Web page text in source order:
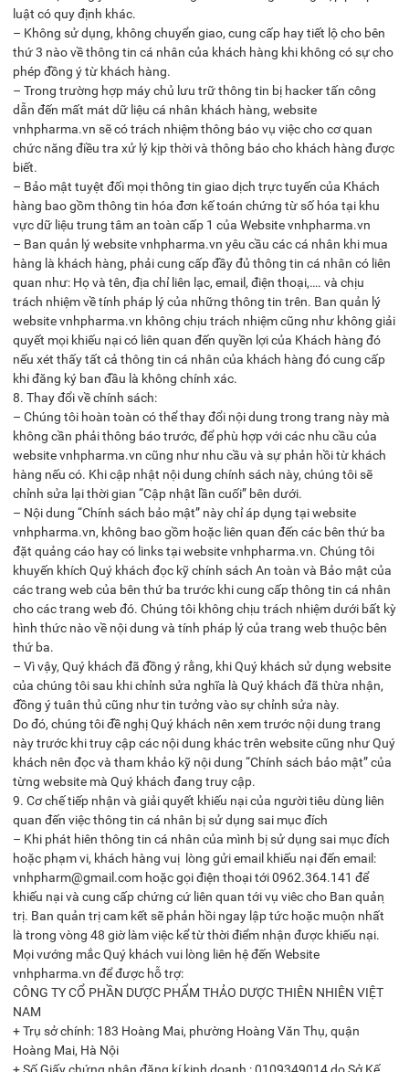
luật có quy định khác.
– Không sử dụng, không chuyển giao, cung cấp hay tiết lộ cho bên
thứ 3 nào về thông tin cá nhân của khách hàng khi không có sự cho
phép đồng ý từ khách hàng.
– Trong trường hợp máy chủ lưu trữ thông tin bị hacker tấn công
dẫn đến mất mát dữ liệu cá nhân khách hàng, website
vnhpharma.vn sẽ có trách nhiệm thông báo vụ việc cho cơ quan
chức năng điều tra xử lý kịp thời và thông báo cho khách hàng được
biết.
– Bảo mật tuyệt đối mọi thông tin giao dịch trực tuyến của Khách
hàng bao gồm thông tin hóa đơn kế toán chứng từ số hóa tại khu
vực dữ liệu trung tâm an toàn cấp 1 của Website vnhpharma.vn
– Ban quản lý website vnhpharma.vn yêu cầu các cá nhân khi mua
hàng là khách hàng, phải cung cấp đầy đủ thông tin cá nhân có liên
quan như: Họ và tên, địa chỉ liên lạc, email, điện thoại,…. và chịu
trách nhiệm về tính pháp lý của những thông tin trên. Ban quản lý
website vnhpharma.vn không chịu trách nhiệm cũng như không giải
quyết mọi khiếu nại có liên quan đến quyền lợi của Khách hàng đó
nếu xét thấy tất cả thông tin cá nhân của khách hàng đó cung cấp
khi đăng ký ban đầu là không chính xác.
8. Thay đổi về chính sách:
– Chúng tôi hoàn toàn có thể thay đổi nội dung trong trang này mà
không cần phải thông báo trước, để phù hợp với các nhu cầu của
website vnhpharma.vn cũng như nhu cầu và sự phản hồi từ khách
hàng nếu có. Khi cập nhật nội dung chính sách này, chúng tôi sẽ
chỉnh sửa lại thời gian “Cập nhật lần cuối” bên dưới.
– Nội dung “Chính sách bảo mật” này chỉ áp dụng tại website
vnhpharma.vn, không bao gồm hoặc liên quan đến các bên thứ ba
đặt quảng cáo hay có links tại website vnhpharma.vn. Chúng tôi
khuyến khích Quý khách đọc kỹ chính sách An toàn và Bảo mật của
các trang web của bên thứ ba trước khi cung cấp thông tin cá nhân
cho các trang web đó. Chúng tôi không chịu trách nhiệm dưới bất kỳ
hình thức nào về nội dung và tính pháp lý của trang web thuộc bên
thứ ba.
– Vì vậy, Quý khách đã đồng ý rằng, khi Quý khách sử dụng website
của chúng tôi sau khi chỉnh sửa nghĩa là Quý khách đã thừa nhận,
đồng ý tuân thủ cũng như tin tưởng vào sự chỉnh sửa này.
Do đó, chúng tôi đề nghị Quý khách nên xem trước nội dung trang
này trước khi truy cập các nội dung khác trên website cũng như Quý
khách nên đọc và tham khảo kỹ nội dung “Chính sách bảo mật” của
từng website mà Quý khách đang truy cập.
9. Cơ chế tiếp nhận và giải quyết khiếu nại của người tiêu dùng liên
quan đến việc thông tin cá nhân bị sử dụng sai mục đích
– Khi phát hiên thông tin cá nhân của mình bị sử dụng sai mục đích
hoặc phạm vi, khách hàng vui ̣ lòng gửi email khiếu nại đến email:
vnhpharm@gmail.com hoặc gọi điện thoại tới 0962.364.141 để
khiếu nại và cung cấp chứng cứ liên quan tới vụ viêc cho Ban quản ̣
trị. Ban quản trị cam kết sẽ phản hồi ngay lập tức hoặc muộn nhất
là trong vòng 48 giờ làm việc kể từ thời điểm nhận được khiếu nại.
Mọi vướng mắc Quý khách vui lòng liên hệ đến Website
vnhpharma.vn để được hỗ trợ:
CÔNG TY CỔ PHẦN DƯỢC PHẨM THẢO DƯỢC THIÊN NHIÊN VIỆT
NAM
+ Trụ sở chính: 183 Hoàng Mai, phường Hoàng Văn Thụ, quận
Hoàng Mai, Hà Nội